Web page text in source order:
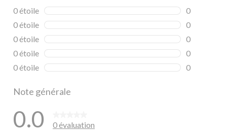
0 étoile étoiles
0
0 étoile étoiles
0
0 étoile étoiles
0
0 étoile étoiles
0
0 étoile étoiles
0
Note générale
0.0 0 évaluation